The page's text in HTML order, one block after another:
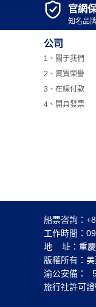
 官網
知名品
公司
1、關于我們
2、資質榮譽
3、在線付款
4、開具發票
船票咨詢：
工作時間：
地 址：重慶
版權所有：
渝公安備：
旅行社許可